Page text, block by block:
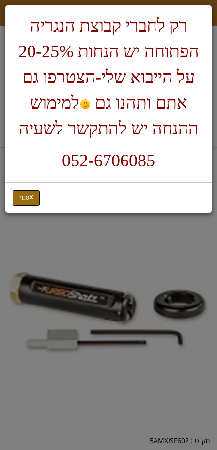
לעגלת הקניות
דיסקים לגילוף ופיסול בעץ-Kutzall דיסקים 2 אינץ' לגילוף ופיסול
מק"ט : 5AMXISF602
רק לחברי קבוצת הנגריה
הפתוחה יש הנחות 20-25%
על הייבוא שלי-הצטרפו גם
אתם ותהנו גם
למימוש
ההנחה יש להתקשר לשעיה
052-6706085
סגור